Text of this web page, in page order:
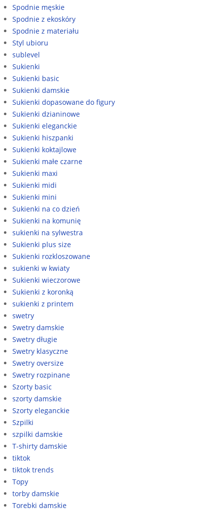
Spodnie męskie
Spodnie z ekoskóry
Spodnie z materiału
Styl ubioru
sublevel
Sukienki
Sukienki basic
Sukienki damskie
Sukienki dopasowane do figury
Sukienki dzianinowe
Sukienki eleganckie
Sukienki hiszpanki
Sukienki koktajlowe
Sukienki małe czarne
Sukienki maxi
Sukienki midi
Sukienki mini
Sukienki na co dzień
Sukienki na komunię
sukienki na sylwestra
Sukienki plus size
Sukienki rozkloszowane
sukienki w kwiaty
Sukienki wieczorowe
Sukienki z koronką
sukienki z printem
swetry
Swetry damskie
Swetry długie
Swetry klasyczne
Swetry oversize
Swetry rozpinane
Szorty basic
szorty damskie
Szorty eleganckie
Szpilki
szpilki damskie
T-shirty damskie
tiktok
tiktok trends
Topy
torby damskie
Torebki damskie